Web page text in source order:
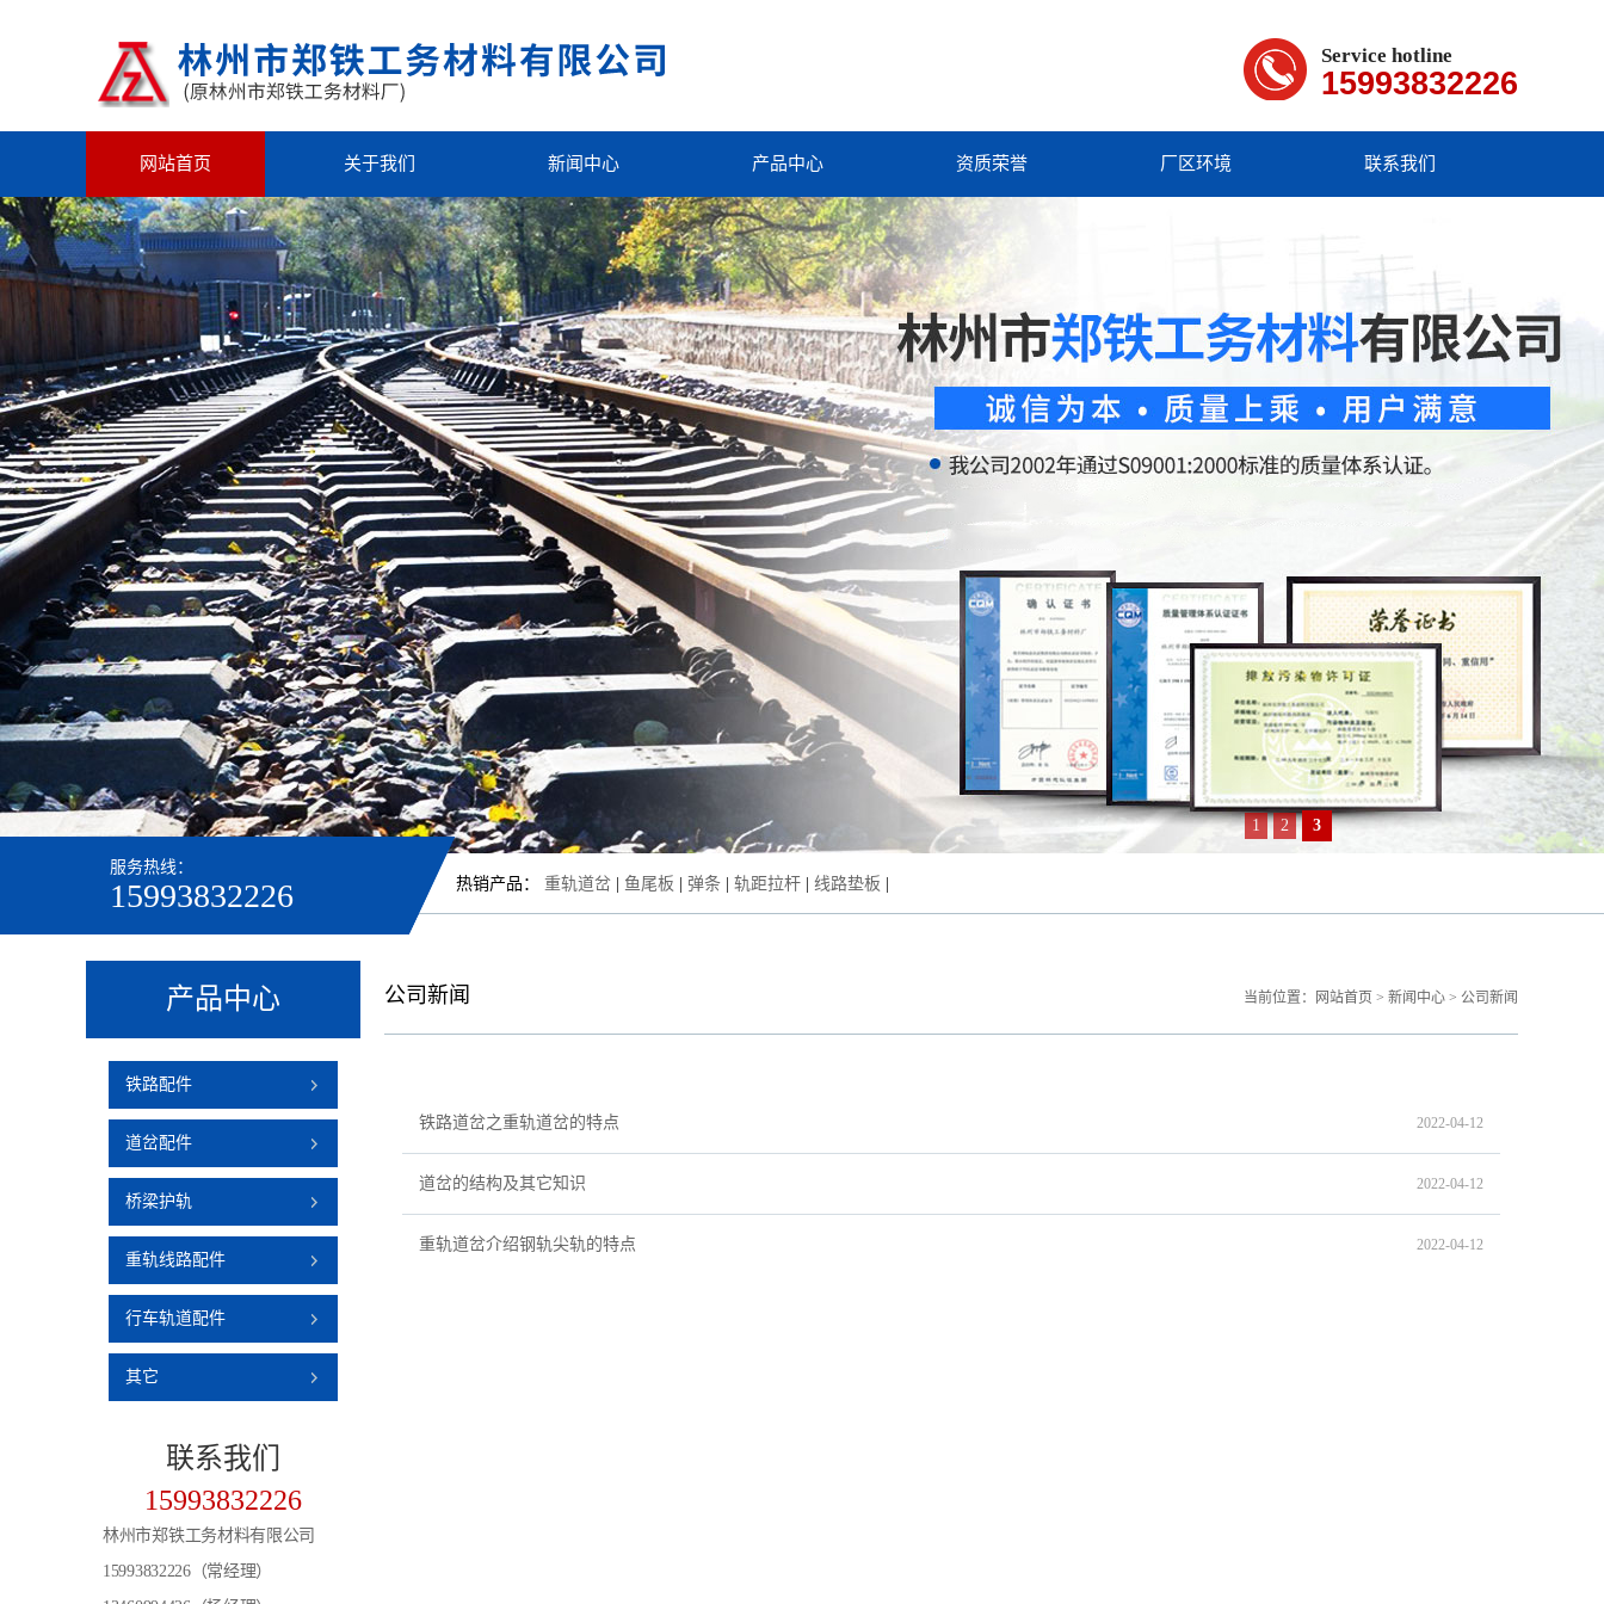
Service hotline
15993832226
网站首页 关于我们 新闻中心 产品中心 资质荣誉 厂区环境 联系我们
1 2 3
服务热线：
15993832226 热销产品： 重轨道岔 鱼尾板 弹条 轨距拉杆 线路垫板
产品中心
铁路配件
道岔配件
桥梁护轨
重轨线路配件
行车轨道配件
其它
联系我们
15993832226
林州市郑铁工务材料有限公司
15993832226（常经理）
公司新闻 当前位置： 网站首页 > 新闻中心 > 公司新闻
2022-04-12
铁路道岔之重轨道岔的特点
2022-04-12
道岔的结构及其它知识
2022-04-12
重轨道岔介绍钢轨尖轨的特点